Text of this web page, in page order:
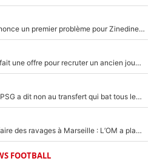
Michael Olise : Pierre Ménès annonce un premier problème pour Zinedine Zidane en équipe de France
«C’est un très bon choix» : L'OM fait une offre pour recruter un ancien joueur du PSG... et c'est validé dans l'After Foot !
140M€ pour Yan Diomandé : Le PSG a dit non au transfert qui bat tous les records sur le mercato
La crise financière continue de faire des ravages à Marseille : L’OM a placé 12 joueurs sur le marché des transferts… et ça pourrait lui rapporter près de 100M€ !
FOOTBALL